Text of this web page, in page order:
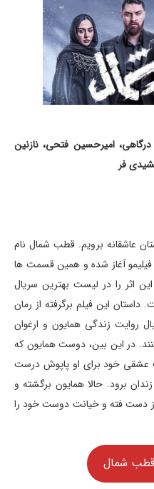
درگاهی، امیرحسین فتحی، نازنین
فر
عاشقانه برویم. قطب شمال نام
آغاز شده و همین قسمت ها
این اثر را در لیست بهترین سریال
قرار داده است. داستان این فیلم برگرفته از رمان
روایت زندگی همایون و ارغوان
در این بین، دوست همایون که
عشقی خود برای او پاپوش درست
برود. حالا همایون برگشته و
از دست فته و خیانت دوست خود را
قطب شمال